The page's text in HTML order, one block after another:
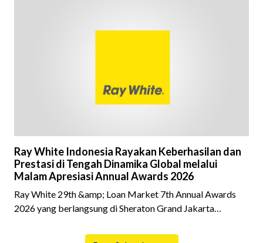
fokus pada harga atau lokasi tanpa memperhatikan
Ray White Indonesia Rayakan Keberhasilan dan
Prestasi di Tengah Dinamika Global melalui
Malam Apresiasi Annual Awards 2026
Ray White 29th &amp; Loan Market 7th Annual Awards
2026 yang berlangsung di Sheraton Grand Jakarta
istimewa bagi para pelaku industri properti dan keuangan.